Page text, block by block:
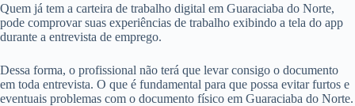
Quem já tem a carteira de trabalho digital em Guaraciaba do Norte,
pode comprovar suas experiências de trabalho exibindo a tela do app
durante a entrevista de emprego.
Dessa forma, o profissional não terá que levar consigo o documento
em toda entrevista. O que é fundamental para que possa evitar furtos e
eventuais problemas com o documento físico em Guaraciaba do Norte.